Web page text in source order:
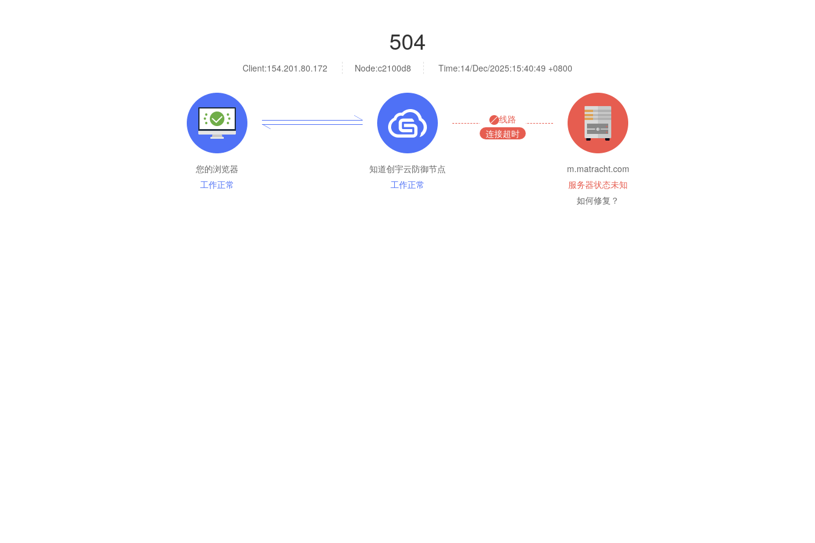
504
Client:154.201.80.172 Node:c2100d8 Time:14/Dec/2025:15:40:49 +0800
您的浏览器
工作正常
知道创宇云防御节点
工作正常
线路
连接超时
m.matracht.com
服务器状态未知
如何修复？